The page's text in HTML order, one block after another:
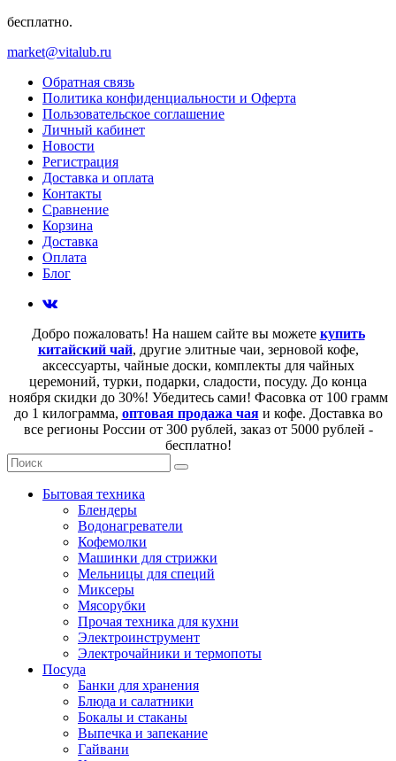
бесплатно.
market@vitalub.ru
Обратная связь
Политика конфиденциальности и Оферта
Пользовательское соглашение
Личный кабинет
Новости
Регистрация
Доставка и оплата
Контакты
Сравнение
Корзина
Доставка
Оплата
Блог
Добро пожаловать! На нашем сайте вы можете купить
китайский чай, другие элитные чаи, зерновой кофе,
аксессуарты, чайные доски, комплекты для чайных
церемоний, турки, подарки, сладости, посуду. До конца
ноября скидки до 30%! Убедитесь сами! Фасовка от 100 грамм
до 1 килограмма, оптовая продажа чаяи кофе. Доставка во
все регионы России от 300 рублей, заказ от 5000 рублей -
бесплатно!
Бытовая техника
Блендеры
Водонагреватели
Кофемолки
Машинки для стрижки
Мельницы для специй
Миксеры
Мясорубки
Прочая техника для кухни
Электроинструмент
Электрочайники и термопоты
Посуда
Банки для хранения
Блюда и салатники
Бокалы и стаканы
Выпечка и запекание
Гайвани